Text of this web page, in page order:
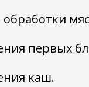
первых
каш.